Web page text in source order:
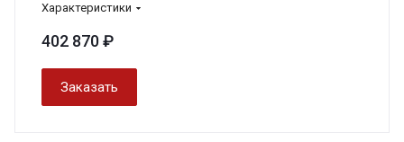
Характеристики
402 870 ₽
Заказать